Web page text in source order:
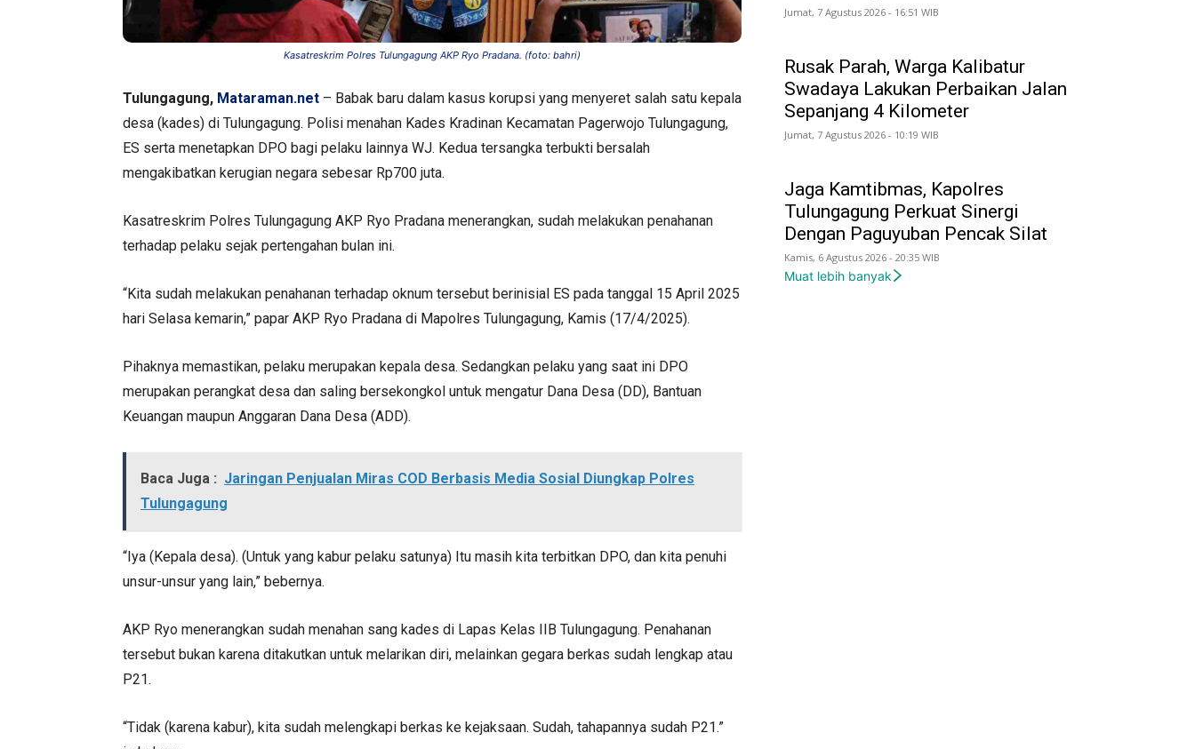
Kasatreskrim Polres Tulungagung AKP Ryo Pradana. (foto: bahri)
Tulungagung, Mataraman.net – Babak baru dalam kasus korupsi yang menyeret salah satu kepala
desa (kades) di Tulungagung. Polisi menahan Kades Kradinan Kecamatan Pagerwojo Tulungagung,
ES serta menetapkan DPO bagi pelaku lainnya WJ. Kedua tersangka terbukti bersalah
mengakibatkan kerugian negara sebesar Rp700 juta.
Kasatreskrim Polres Tulungagung AKP Ryo Pradana menerangkan, sudah melakukan penahanan
terhadap pelaku sejak pertengahan bulan ini.
“Kita sudah melakukan penahanan terhadap oknum tersebut berinisial ES pada tanggal 15 April 2025
hari Selasa kemarin,” papar AKP Ryo Pradana di Mapolres Tulungagung, Kamis (17/4/2025).
Pihaknya memastikan, pelaku merupakan kepala desa. Sedangkan pelaku yang saat ini DPO
merupakan perangkat desa dan saling bersekongkol untuk mengatur Dana Desa (DD), Bantuan
Keuangan maupun Anggaran Dana Desa (ADD).
Baca Juga : Jaringan Penjualan Miras COD Berbasis Media Sosial Diungkap Polres
Tulungagung
“Iya (Kepala desa). (Untuk yang kabur pelaku satunya) Itu masih kita terbitkan DPO, dan kita penuhi
unsur-unsur yang lain,” bebernya.
AKP Ryo menerangkan sudah menahan sang kades di Lapas Kelas IIB Tulungagung. Penahanan
tersebut bukan karena ditakutkan untuk melarikan diri, melainkan gegara berkas sudah lengkap atau
P21.
“Tidak (karena kabur), kita sudah melengkapi berkas ke kejaksaan. Sudah, tahapannya sudah P21.”
Jumat, 7 Agustus 2026 - 16:51 WIB
Rusak Parah, Warga Kalibatur
Swadaya Lakukan Perbaikan Jalan
Sepanjang 4 Kilometer
Jumat, 7 Agustus 2026 - 10:19 WIB
Jaga Kamtibmas, Kapolres
Tulungagung Perkuat Sinergi
Dengan Paguyuban Pencak Silat
Kamis, 6 Agustus 2026 - 20:35 WIB
Muat lebih banyak